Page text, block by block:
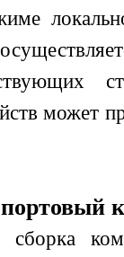
может
сборка